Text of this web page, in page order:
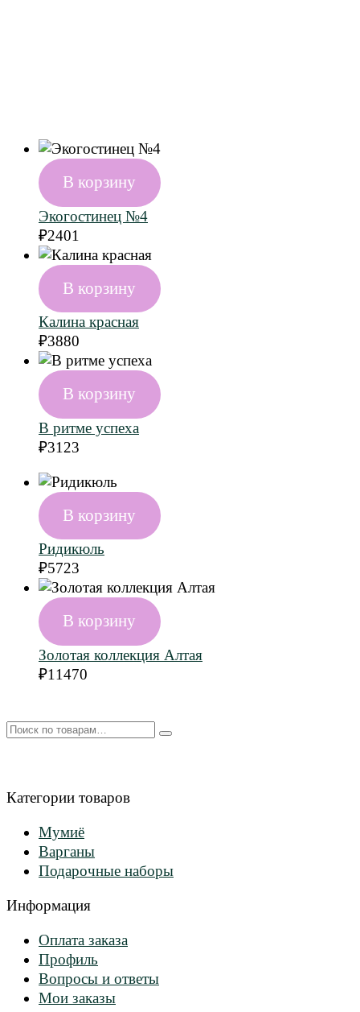
В корзину
Экогостинец №4
₽2401
В корзину
Калина красная
₽3880
В корзину
В ритме успеха
₽3123
В корзину
Ридикюль
₽5723
В корзину
Золотая коллекция Алтая
₽11470
Искать:
Категории товаров
Мумиё
Варганы
Подарочные наборы
Информация
Оплата заказа
Профиль
Вопросы и ответы
Мои заказы